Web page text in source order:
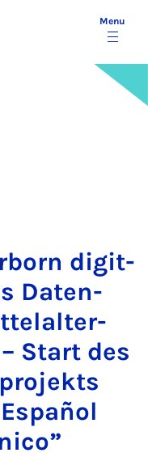
Menu
di­git­
Dat­en­
Start des